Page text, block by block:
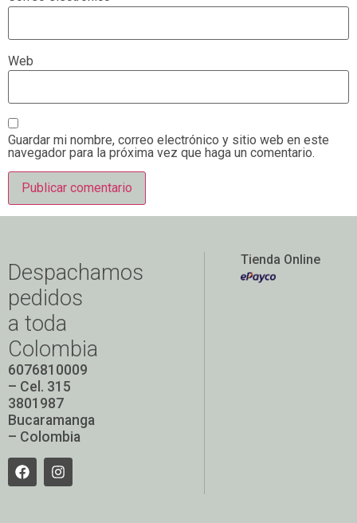
Web
Guardar mi nombre, correo electrónico y sitio web en este
navegador para la próxima vez que haga un comentario.
Despachamos
pedidos
a toda
Colombia
6076810009
– Cel. 315
3801987
Bucaramanga
– Colombia
Tienda Online